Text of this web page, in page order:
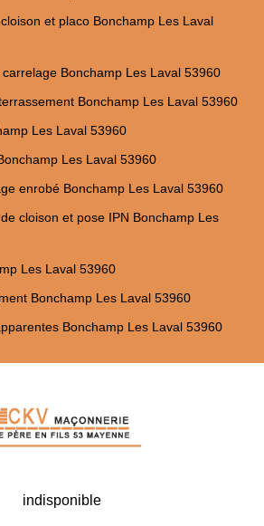
et placo Bonchamp Les Laval
Bonchamp Les Laval 53960
Bonchamp Les Laval 53960
Les Laval 53960
Les Laval 53960
enrobé Bonchamp Les Laval 53960
cloison et pose IPN Bonchamp Les
Les Laval 53960
Bonchamp Les Laval 53960
Bonchamp Les Laval 53960
indisponible